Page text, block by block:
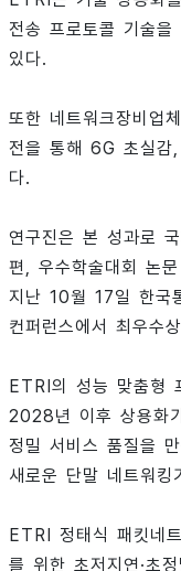
전송 프로토콜 기술을
있다.
또한 네트워크장비업
전을 통해 6G 초실감,
다.
연구진은 본 성과로
편, 우수학술대회 논
지난 10월 17일 한국
컨퍼런스에서 최우수
ETRI의 성능 맞춤형
2028년 이후 상용화
정밀 서비스 품질을
새로운 단말 네트워킹
ETRI 정태식 패킷네
를 위한 초저지연·초